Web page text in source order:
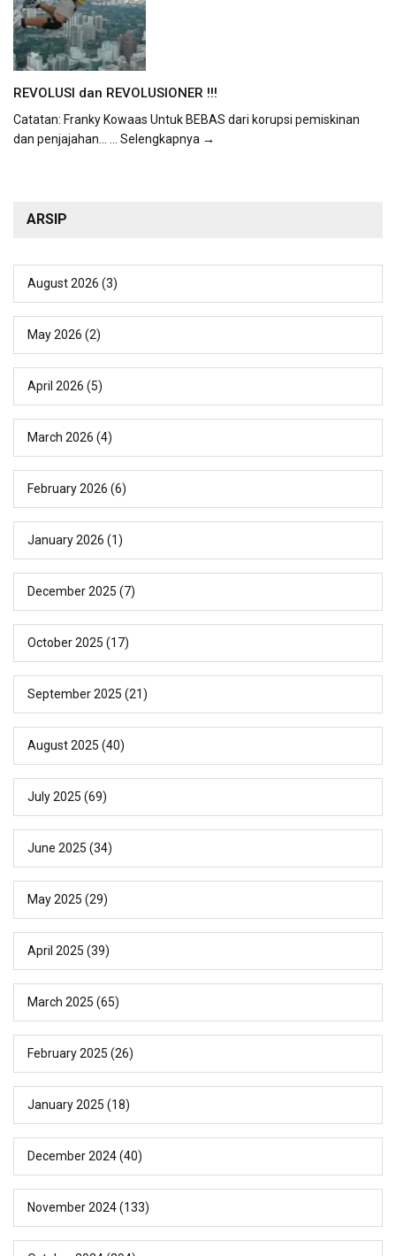
REVOLUSI dan REVOLUSIONER !!!
Catatan: Franky Kowaas Untuk BEBAS dari korupsi pemiskinan
dan penjajahan...
... Selengkapnya →
ARSIP
August 2026 (3)
May 2026 (2)
April 2026 (5)
March 2026 (4)
February 2026 (6)
January 2026 (1)
December 2025 (7)
October 2025 (17)
September 2025 (21)
August 2025 (40)
July 2025 (69)
June 2025 (34)
May 2025 (29)
April 2025 (39)
March 2025 (65)
February 2025 (26)
January 2025 (18)
December 2024(40)
November 2024(133)